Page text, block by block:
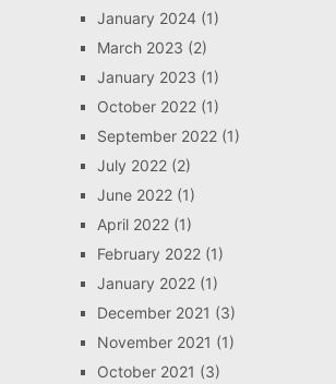
January 2024(1)
March 2023 (2)
January 2023 (1)
October 2022(1)
September 2022(1)
July 2022(2)
June 2022(1)
April 2022(1)
February 2022(1)
January 2022(1)
December 2021 (3)
November 2021 (1)
October 2021 (3)